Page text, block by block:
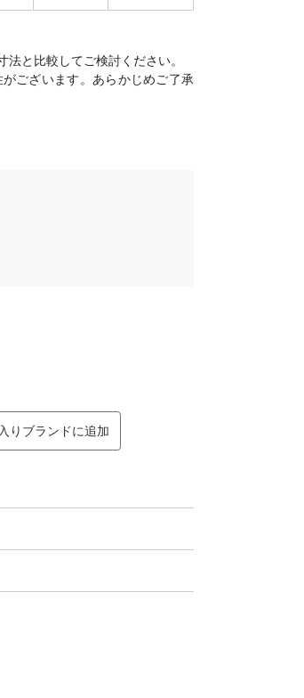
と比較してご検討ください。
ございます。あらかじめご了承
りブランドに追加